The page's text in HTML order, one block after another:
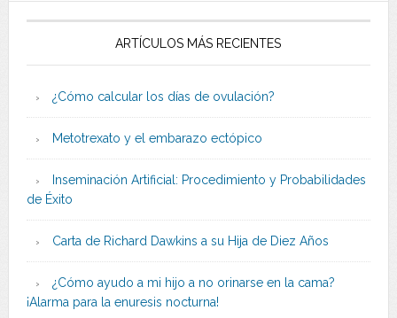
ARTÍCULOS MÁS RECIENTES
¿Cómo calcular los días de ovulación?
Metotrexato y el embarazo ectópico
Inseminación Artificial: Procedimiento y Probabilidades
de Éxito
Carta de Richard Dawkins a su Hija de Diez Años
¿Cómo ayudo a mi hijo a no orinarse en la cama?
¡Alarma para la enuresis nocturna!